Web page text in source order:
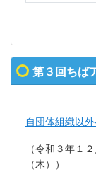
第３回ちば
自団体組織以
（令和３年１
（木））